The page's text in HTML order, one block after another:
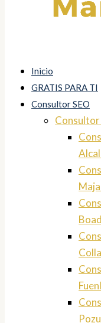
Inicio
GRATIS PARA TI
Consultor SEO